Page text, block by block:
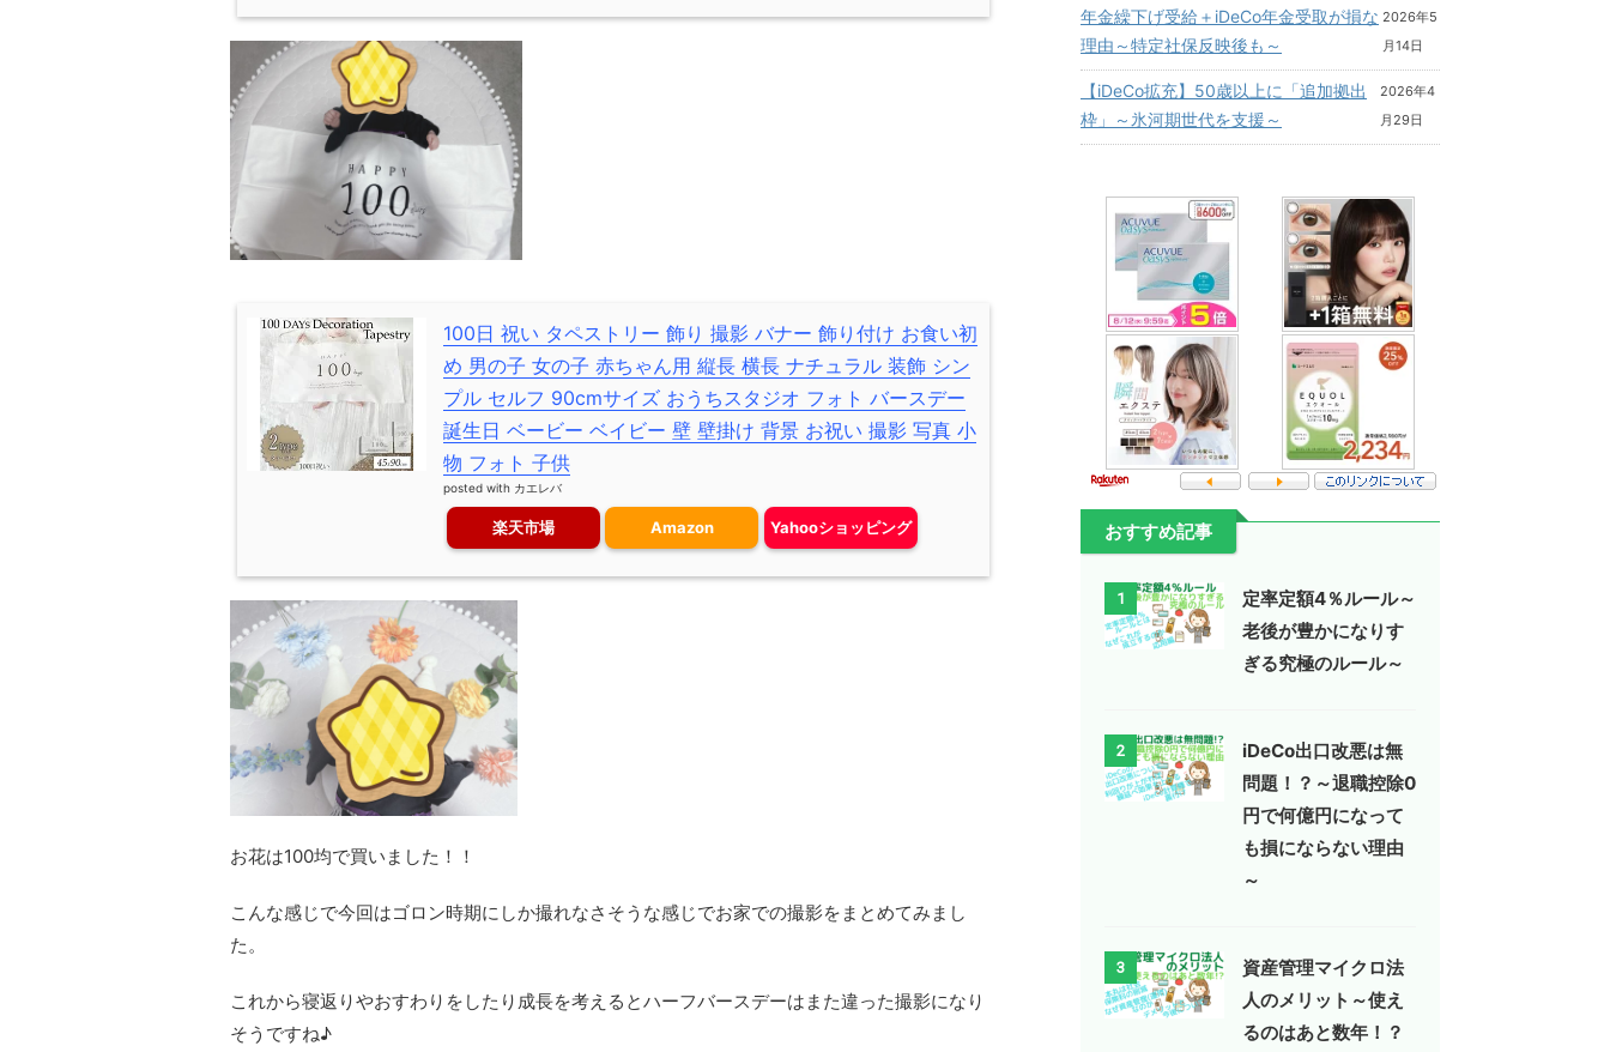
100日 祝い タペストリー 飾り 撮影 バナー 飾り付け お食い初
め 男の子 女の子 赤ちゃん用 縦長 横長 ナチュラル 装飾 シン
プル セルフ 90cmサイズ おうちスタジオ フォト バースデー
誕生日 ベービー ベイビー 壁 壁掛け 背景 お祝い 撮影 写真 小
物 フォト 子供
posted with カエレバ
楽天市場 Amazon Yahooショッピング
お花は100均で買いました！！
こんな感じで今回はゴロン時期にしか撮れなさそうな感じでお家での撮影をまとめてみまし
た。
これから寝返りやおすわりをしたり成長を考えるとハーフバースデーはまた違った撮影になり
そうですね♪
年金繰下げ受給＋iDeCo年金受取が損な
理由～特定社保反映後も～
2026年5
月14日
【iDeCo拡充】50歳以上に「追加拠出
枠」～氷河期世代を支援～
2026年4
月29日
おすすめ記事
1
定率定額4％ルール～
老後が豊かになりす
ぎる究極のルール～
2
iDeCo出口改悪は無
問題！？～退職控除0
円で何億円になって
も損にならない理由
～
3
資産管理マイクロ法
人のメリット～使え
るのはあと数年！？